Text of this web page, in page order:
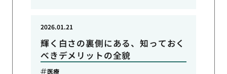
輝く白さの裏側にある、知っておく
べきデメリットの全貌
2026.01.21
医療